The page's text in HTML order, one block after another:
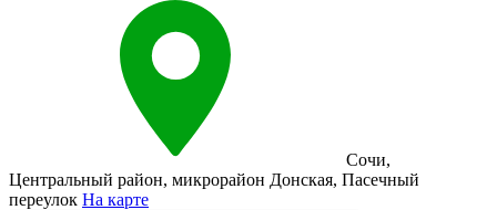
Сочи,
Центральный район, микрорайон Донская, Пасечный
переулок На карте